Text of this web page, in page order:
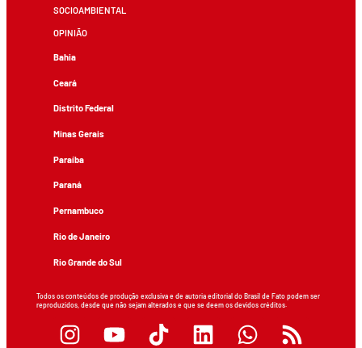
SOCIOAMBIENTAL
OPINIÃO
Bahia
Ceará
Distrito Federal
Minas Gerais
Paraíba
Paraná
Pernambuco
Rio de Janeiro
Rio Grande do Sul
Todos os conteúdos de produção exclusiva e de autoria editorial do Brasil de Fato podem ser
reproduzidos, desde que não sejam alterados e que se deem os devidos créditos.